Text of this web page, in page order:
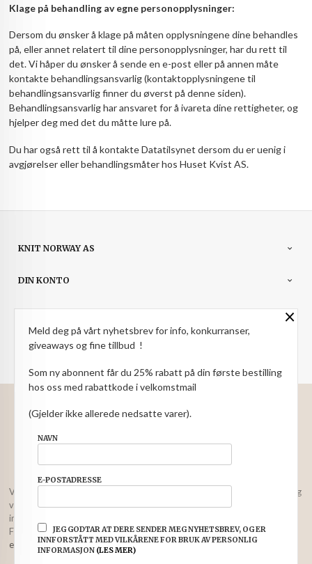
Klage på behandling av egne personopplysninger:
Dersom du ønsker å klage på måten opplysningene dine behandles
på, eller annet relatert til dine personopplysninger, har du rett til
det. Vi håper du ønsker å sende en e-post eller på annen måte
kontakte behandlingsansvarlig (kontaktopplysningene til
behandlingsansvarlig finner du øverst på denne siden).
Behandlingsansvarlig har ansvaret for å ivareta dine rettigheter, og
hjelper deg med det du måtte lure på.
Du har også rett til å kontakte Datatilsynet dersom du er uenig i
avgjørelser eller behandlingsmåter hos Huset Kvist AS.
KNIT NORWAY AS
DIN KONTO
NYHETSBREV
PARTNERE
Valuta
FRAKT
Vår nettbutikk bruker cookies slik at du får en bedre kjøpsopplevelse og
vi kan yte deg bedre service. Vi bruker cookies hovedsaklig til å lagre
innloggingsdetaljer og huske hva du har puttet i handlekurven din.
Fortsett å bruke siden som normalt om du godtar dette.Les mer
endre innstillinger for cookies.
×
Meld deg på vårt nyhetsbrev for info, konkurranser,
giveaways og fine tillbud !
Som ny abonnent får du 25% rabatt på din første bestilling
hos oss med rabattkode i velkomstmail
(Gjelder ikke allerede nedsatte varer).
NAVN
E-POSTADRESSE
JEG GODTAR AT DERE SENDER MEG NYHETSBREV, OG ER
INNFORSTÅTT MED VILKÅRENE FOR BRUK AV PERSONLIG
INFORMASJON (LES MER)